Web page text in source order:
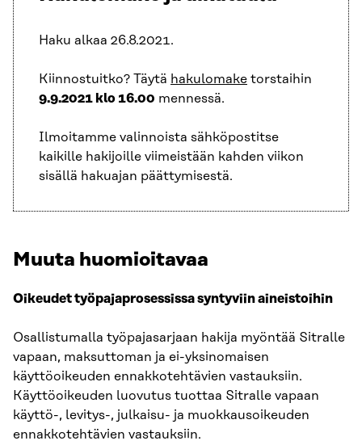
Haku alkaa 26.8.2021.
Kiinnostuitko? Täytä hakulomake torstaihin
9.9.2021 klo 16.00 mennessä.
Ilmoitamme valinnoista sähköpostitse
kaikille hakijoille viimeistään kahden viikon
sisällä hakuajan päättymisestä.
Muuta huomioitavaa
Oikeudet työpajaprosessissa syntyviin aineistoihin
Osallistumalla työpajasarjaan hakija myöntää Sitralle
vapaan, maksuttoman ja ei-yksinomaisen
käyttöoikeuden ennakkotehtävien vastauksiin.
Käyttöoikeuden luovutus tuottaa Sitralle vapaan
käyttö-, levitys-, julkaisu- ja muokkausoikeuden
ennakkotehtävien vastauksiin.